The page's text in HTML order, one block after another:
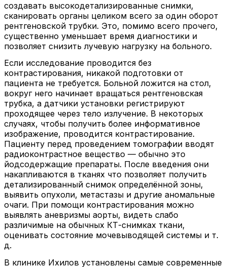
создавать высокодетализированные снимки,
сканировать органы целиком всего за один оборот
рентгеновской трубки. Это, помимо всего прочего,
существенно уменьшает время диагностики и
позволяет снизить лучевую нагрузку на больного.
Если исследование проводится без
контрастирования, никакой подготовки от
пациента не требуется. Больной ложится на стол,
вокруг него начинает вращаться рентгеновская
трубка, а датчики установки регистрируют
проходящее через тело излучение. В некоторых
случаях, чтобы получить более информативное
изображение, проводится контрастирование.
Пациенту перед проведением томографии вводят
радиоконтрастное вещество — обычно это
йодсодержащие препараты. После введения они
накапливаются в тканях что позволяет получить
детализированный снимок определённой зоны,
выявить опухоли, метастазы и другие аномальные
очаги. При помощи контрастирования можно
выявлять аневризмы аорты, видеть слабо
различимые на обычных КТ-снимках ткани,
оценивать состояние мочевыводящей системы и т.
д.
В клинике Ихилов установлены самые современные